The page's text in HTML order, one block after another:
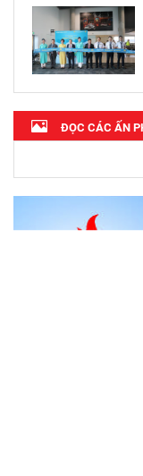
ĐỌC CÁC ẤN